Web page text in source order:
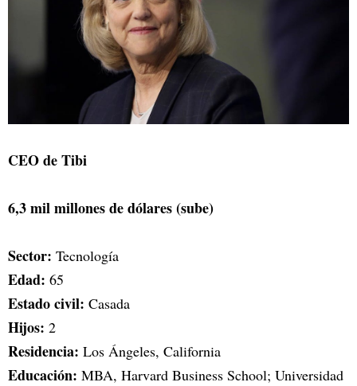
CEO de Tibi
6,3 mil millones de dólares (sube)
Sector: Tecnología
Edad: 65
Estado civil: Casada
Hijos: 2
Residencia: Los Ángeles, California
Educación: MBA, Harvard Business School; Universidad